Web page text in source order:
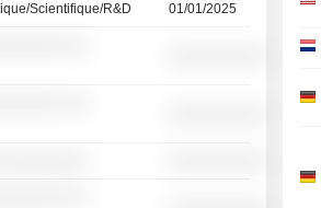
Scientifique/R&D 01/01/2025